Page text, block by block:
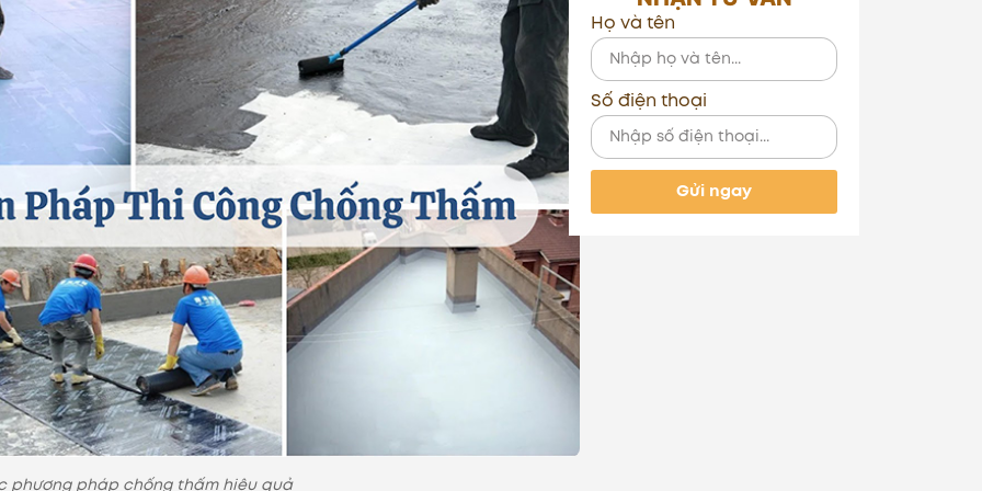
phương pháp chống thấm hiệu quả
Họ và tên
Số điện thoại
Gửi ngay